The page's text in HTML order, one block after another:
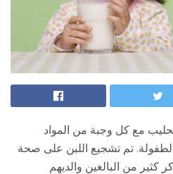
مع كل وجبة من المواد
تم تشجيع اللبن على صحة
كثير من البالغين والديهم